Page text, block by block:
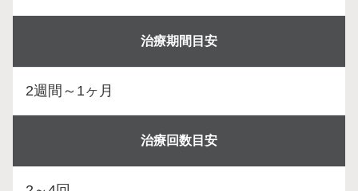
治療期間目安
2週間～1ヶ月
治療回数目安